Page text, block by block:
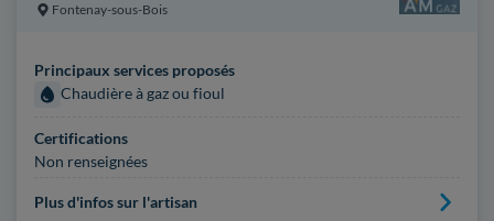
Fontenay-sous-Bois
Principaux services proposés
Chaudière à gaz ou fioul
Certifications
Non renseignées
Plus d'infos sur l'artisan